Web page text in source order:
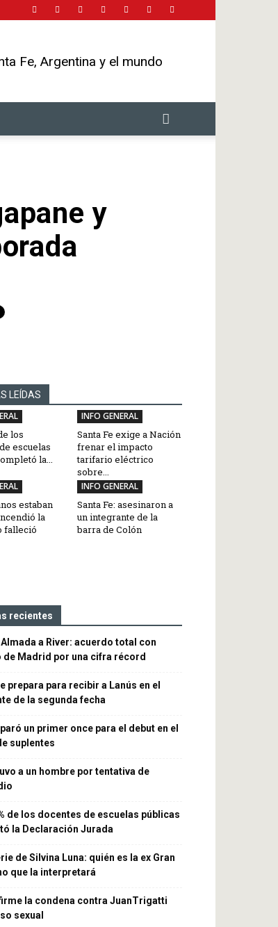
Fe, Argentina y el mundo
y
LEÍDAS
los
escuelas
la...
INFO GENERAL
Santa Fe exige a Nación
frenar el impacto
tarifario eléctrico
sobre...
estaban
la
falleció
INFO GENERAL
Santa Fe: asesinaron a
un integrante de la
barra de Colón
recientes
a River: acuerdo total con
de Madrid por una cifra récord
prepara para recibir a Lanús en el
de la segunda fecha
un primer once para el debut en el
suplentes
a un hombre por tentativa de
de los docentes de escuelas públicas
la Declaración Jurada
de Silvina Luna: quién es la ex Gran
que la interpretará
la condena contra JuanTrigatti
sexual